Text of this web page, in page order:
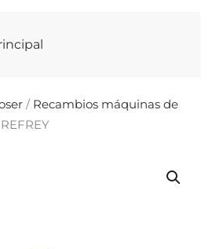
/ Recambios máquinas de